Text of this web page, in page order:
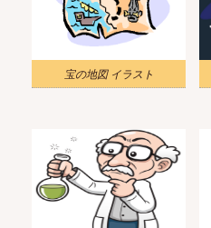
宝の地図 イラスト